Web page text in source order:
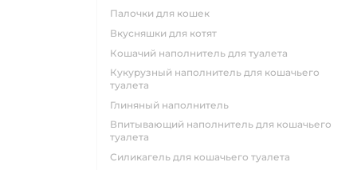
палочки для кошек
вкусняшки для котят
кошачий наполнитель для туалета
кукурузный наполнитель для кошачьего
туалета
глиняный наполнитель
впитывающий наполнитель для кошачьего
туалета
силикагель для кошачьего туалета